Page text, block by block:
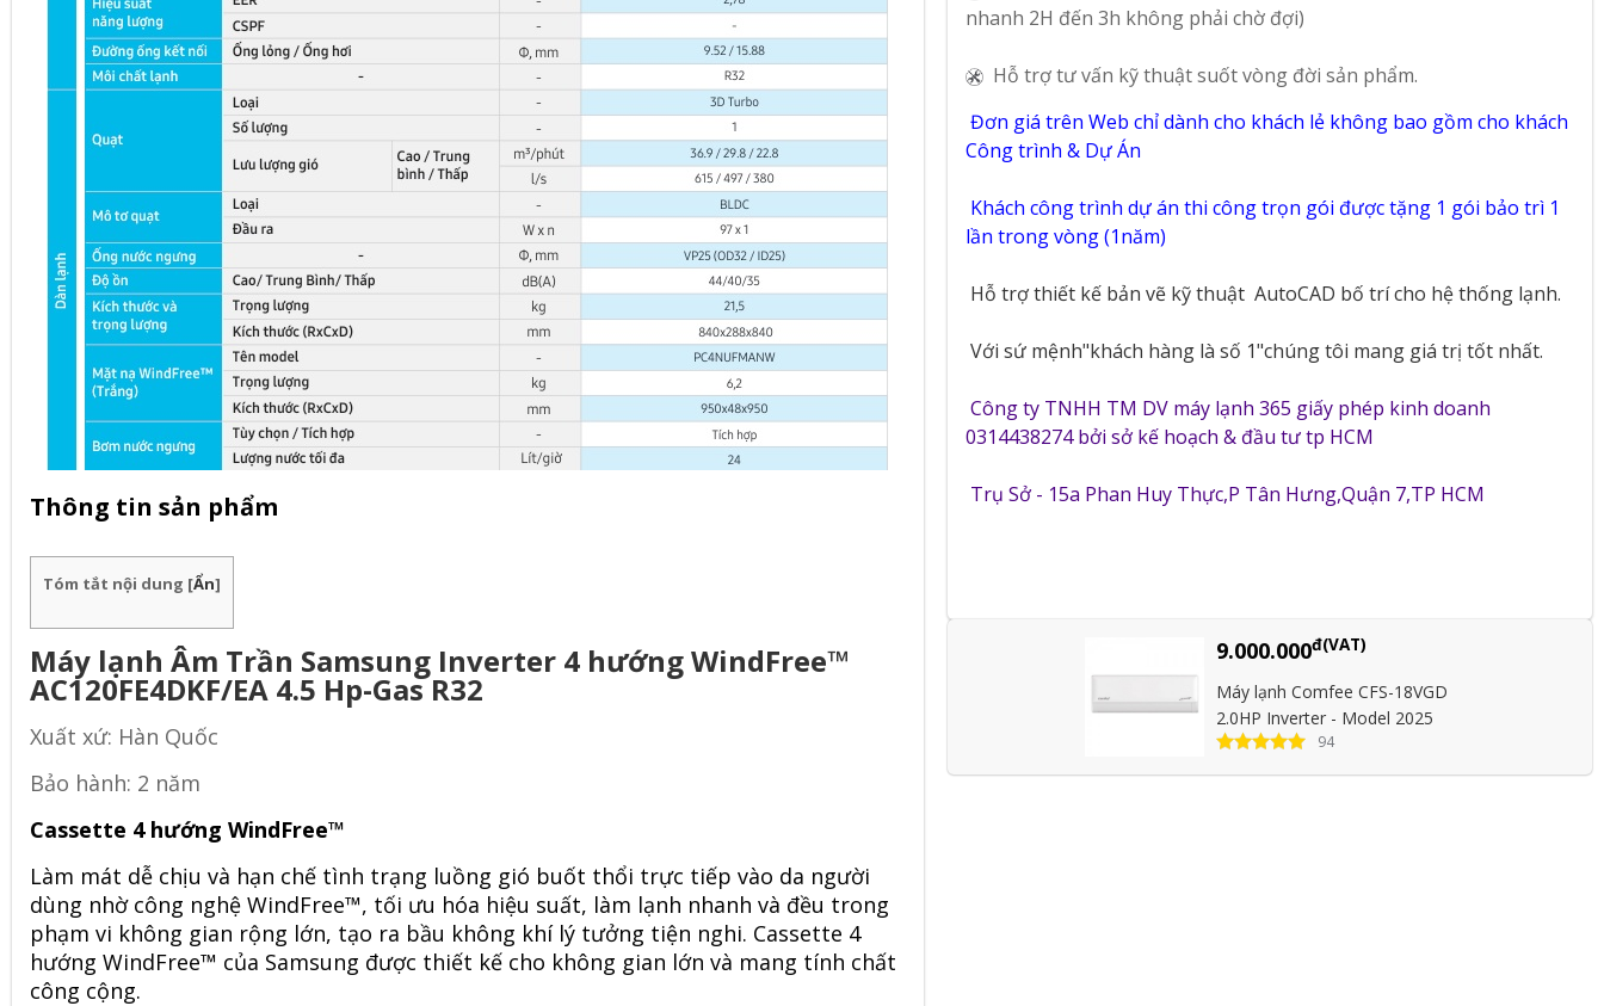
Thông tin sản phẩm
Tóm tắt nội dung [Ẩn]
Máy lạnh Âm Trần Samsung Inverter 4 hướng WindFree™
AC120FE4DKF/EA 4.5 Hp-Gas R32
Xuất xứ: Hàn Quốc
Bảo hành: 2 năm
Cassette 4 hướng WindFree™
Làm mát dễ chịu và hạn chế tình trạng luồng gió buốt thổi trực tiếp vào da người
dùng nhờ công nghệ WindFree™, tối ưu hóa hiệu suất, làm lạnh nhanh và đều trong
phạm vi không gian rộng lớn, tạo ra bầu không khí lý tưởng tiện nghi. Cassette 4
hướng WindFree™ của Samsung được thiết kế cho không gian lớn và mang tính chất
công cộng.
nhanh 2H đến 3h không phải chờ đợi)
Hỗ trợ tư vấn kỹ thuật suốt vòng đời sản phẩm.
Đơn giá trên Web chỉ dành cho khách lẻ không bao gồm cho khách
Công trình & Dự Án
Khách công trình dự án thi công trọn gói được tặng 1 gói bảo trì 1
lần trong vòng (1năm)
Hỗ trợ thiết kế bản vẽ kỹ thuật AutoCAD bố trí cho hệ thống lạnh.
Với sứ mệnh"khách hàng là số 1"chúng tôi mang giá trị tốt nhất.
Công ty TNHH TM DV máy lạnh 365 giấy phép kinh doanh
0314438274 bởi sở kế hoạch & đầu tư tp HCM
Trụ Sở - 15a Phan Huy Thực,P Tân Hưng,Quận 7,TP HCM
9.000.000đ(VAT)
Máy lạnh Comfee CFS-18VGD
2.0HP Inverter - Model 2025
94